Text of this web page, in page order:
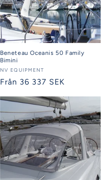
Beneteau Oceanis 50 Family
Bimini
Säljare:
NV EQUIPMENT
Ordinarie
Från 36 337 SEK